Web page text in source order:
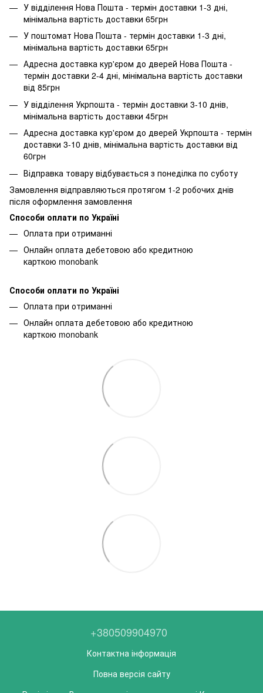
У відділення Нова Пошта - термін доставки 1-3 дні,
мінімальна вартість доставки 65грн
У поштомат Нова Пошта - термін доставки 1-3 дні,
мінімальна вартість доставки 65грн
Адресна доставка кур'єром до дверей Нова Пошта -
термін доставки 2-4 дні, мінімальна вартість доставки
від 85грн
У відділення Укрпошта - термін доставки 3-10 днів,
мінімальна вартість доставки 45грн
Адресна доставка кур'єром до дверей Укрпошта - термін
доставки 3-10 днів, мінімальна вартість доставки від
60грн
Відправка товару відбувається з понеділка по суботу
Замовлення відправляються протягом 1-2 робочих днів
після оформлення замовлення
Способи оплати по Україні
Оплата при отриманні
Онлайн оплата дебетовою або кредитною
карткою monobank
Способи оплати по Україні
Оплата при отриманні
Онлайн оплата дебетовою або кредитною
карткою monobank
+380509904970
Контактна інформація
Повна версія сайту